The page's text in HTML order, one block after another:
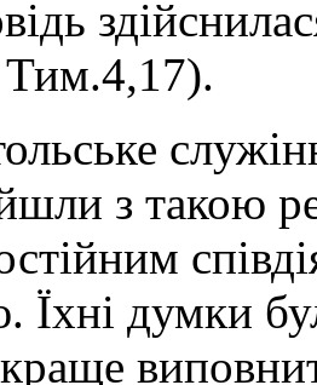
Тим.4,17).
з такою
Їхні думки